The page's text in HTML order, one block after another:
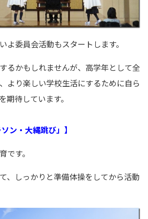
よ委員会活動もスタートします。
るかもしれませんが、高学年として全
より楽しい学校生活にするために自ら
期待しています。
ン・大縄跳び」】
です。
、しっかりと準備体操をしてから活動